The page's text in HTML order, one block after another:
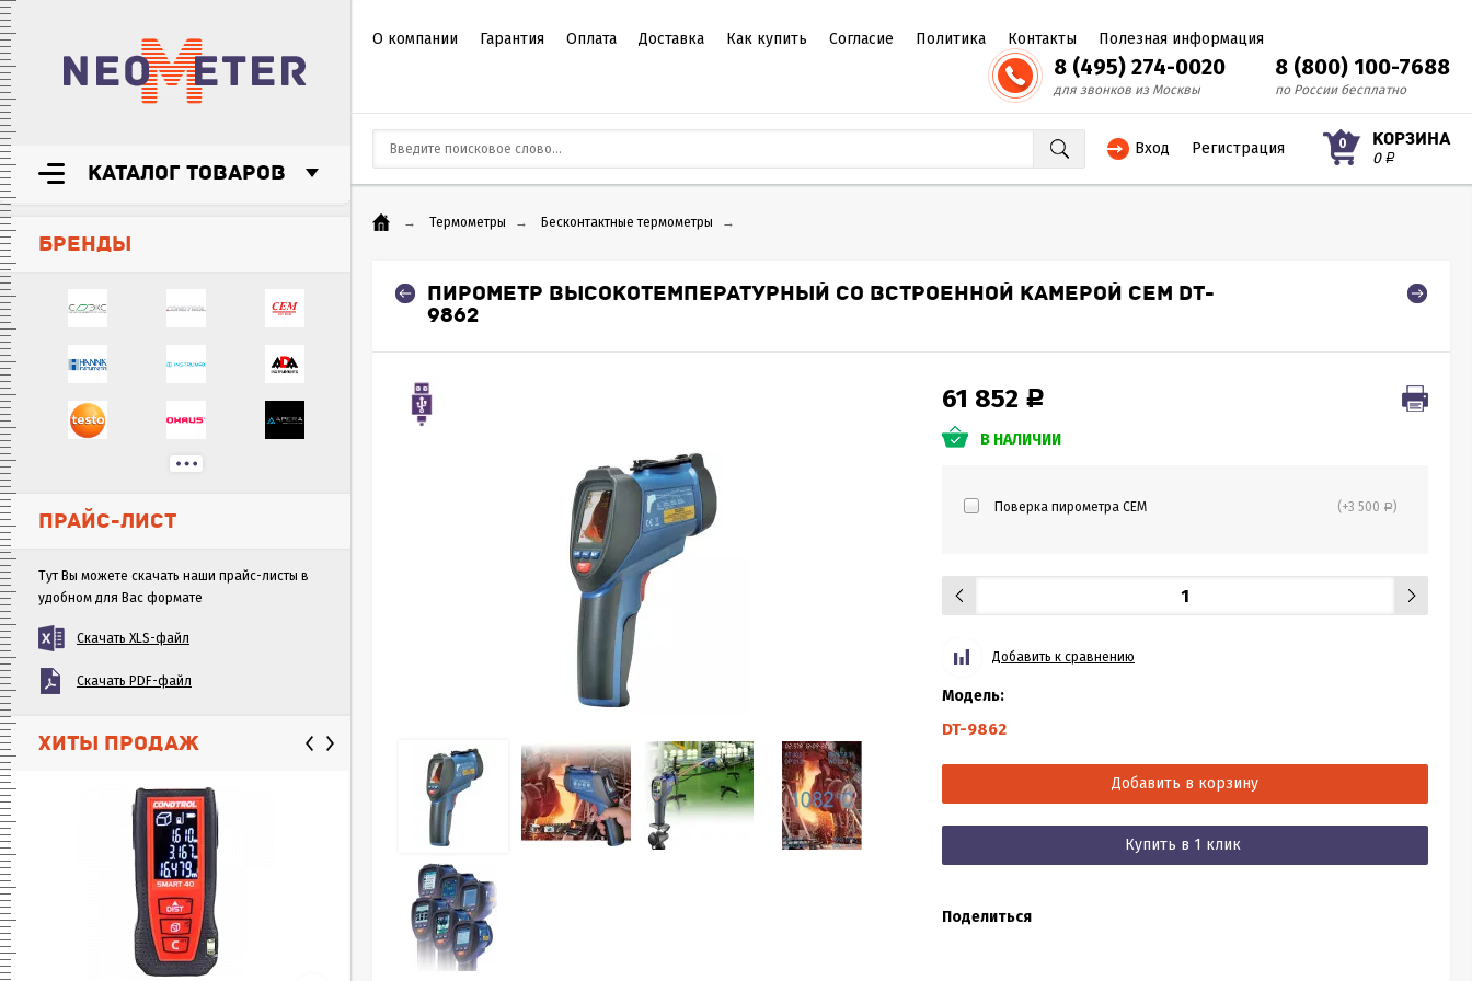
КАТАЛОГ ТОВАРОВ
БРЕНДЫ
ПРАЙС-ЛИСТ
Тут Вы можете скачать наши прайс-листы в
удобном для Вас формате
Скачать XLS-файл
Скачать PDF-файл
ХИТЫ ПРОДАЖ
О компании Гарантия Оплата Доставка Как купить Согласие Политика Контакты Полезная информация
8 (495) 274-0020
для звонков из Москвы
8 (800) 100-7688
по России бесплатно
Вход Регистрация 0 КОРЗИНА
0 Р
→ Термометры → Бесконтактные термометры →
ПИРОМЕТР ВЫСОКОТЕМПЕРАТУРНЫЙ СО ВСТРОЕННОЙ КАМЕРОЙ CEM DT-
9862
61 852 Р
В НАЛИЧИИ
Поверка пирометра CEM (+3 500 Р )
Добавить к сравнению
Модель:
DT-9862
Добавить в корзину
Купить в 1 клик
Поделиться